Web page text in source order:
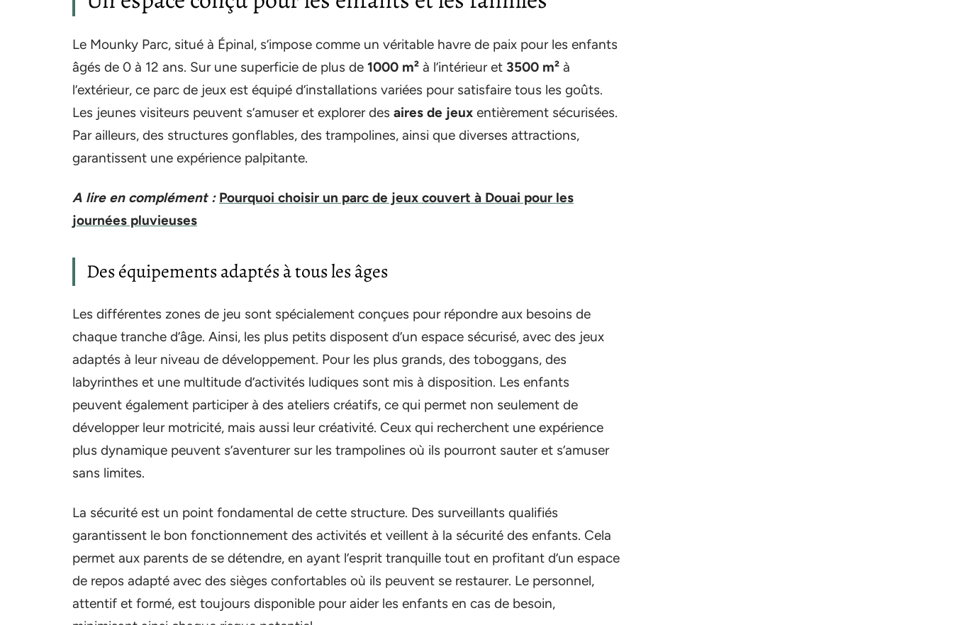
Le Mounky Parc, situé à Épinal, s’impose comme un véritable havre de paix pour les enfants
âgés de 0 à 12 ans. Sur une superficie de plus de 1000 m² à l’intérieur et 3500 m² à
l’extérieur, ce parc de jeux est équipé d’installations variées pour satisfaire tous les goûts.
Les jeunes visiteurs peuvent s’amuser et explorer des aires de jeux entièrement sécurisées.
Par ailleurs, des structures gonflables, des trampolines, ainsi que diverses attractions,
garantissent une expérience palpitante.
A lire en complément : Pourquoi choisir un parc de jeux couvert à Douai pour les
journées pluvieuses
Des équipements adaptés à tous les âges
Les différentes zones de jeu sont spécialement conçues pour répondre aux besoins de
chaque tranche d’âge. Ainsi, les plus petits disposent d’un espace sécurisé, avec des jeux
adaptés à leur niveau de développement. Pour les plus grands, des toboggans, des
labyrinthes et une multitude d’activités ludiques sont mis à disposition. Les enfants
peuvent également participer à des ateliers créatifs, ce qui permet non seulement de
développer leur motricité, mais aussi leur créativité. Ceux qui recherchent une expérience
plus dynamique peuvent s’aventurer sur les trampolines où ils pourront sauter et s’amuser
sans limites.
La sécurité est un point fondamental de cette structure. Des surveillants qualifiés
garantissent le bon fonctionnement des activités et veillent à la sécurité des enfants. Cela
permet aux parents de se détendre, en ayant l’esprit tranquille tout en profitant d’un espace
de repos adapté avec des sièges confortables où ils peuvent se restaurer. Le personnel,
attentif et formé, est toujours disponible pour aider les enfants en cas de besoin,